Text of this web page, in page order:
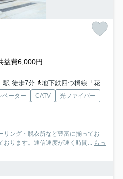
益費6,000円
駅 徒歩7分
地下鉄四つ橋線「花園町」駅 徒歩8分
ベーター CATV
光ファイバー
リング・脱衣所など豊富に揃ってお
おります。通信速度が速く時間... もっ